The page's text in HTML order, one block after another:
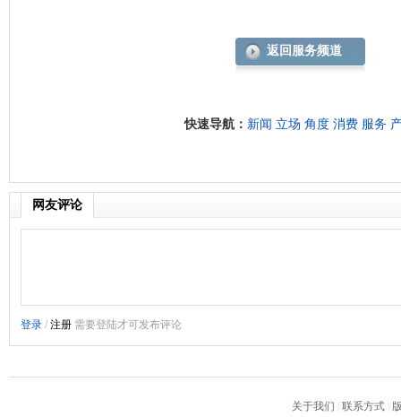
返回服务频道
快速导航： 新闻 立场 角度 消费 服务
网友评论
关于我们 联系方式